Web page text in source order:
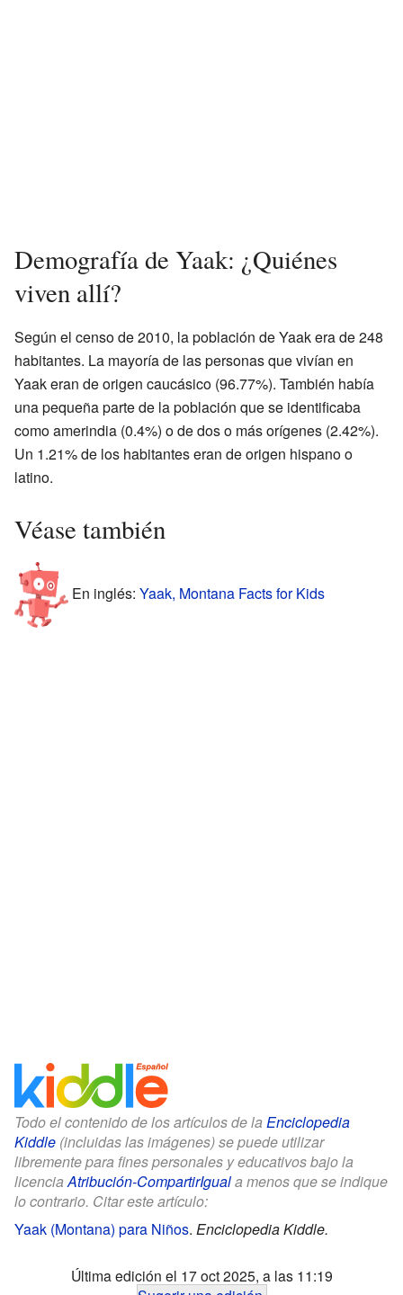
Demografía de Yaak: ¿Quiénes
viven allí?
Según el censo de 2010, la población de Yaak era de 248
habitantes. La mayoría de las personas que vivían en
Yaak eran de origen caucásico (96.77%). También había
una pequeña parte de la población que se identificaba
como amerindia (0.4%) o de dos o más orígenes (2.42%).
Un 1.21% de los habitantes eran de origen hispano o
latino.
Véase también
En inglés: Yaak, Montana Facts for Kids
Todo el contenido de los artículos de la Enciclopedia
Kiddle (incluidas las imágenes) se puede utilizar
libremente para fines personales y educativos bajo la
licenciaAtribución-CompartirIguala menos que se indique
lo contrario. Citar este artículo:
Yaak (Montana) para Niños. Enciclopedia Kiddle.
Última edición el 17 oct 2025, a las 11:19